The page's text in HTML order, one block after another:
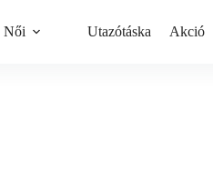
Női Utazótáska Akció